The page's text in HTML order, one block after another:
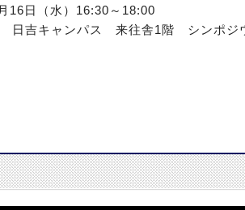
16日（水）16:30～18:00
日吉キャンパス 来往舎1階 シンポジ